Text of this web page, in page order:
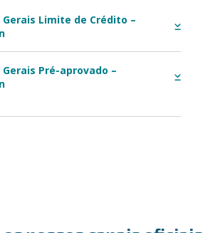
Gerais Limite de Crédito –
Gerais Pré-aprovado –